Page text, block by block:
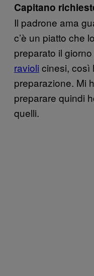
Capitano
Il padrone ama
c’è un piatto che
preparato il
ravioli cinesi, così
preparazione. Mi
preparare quindi
quelli.